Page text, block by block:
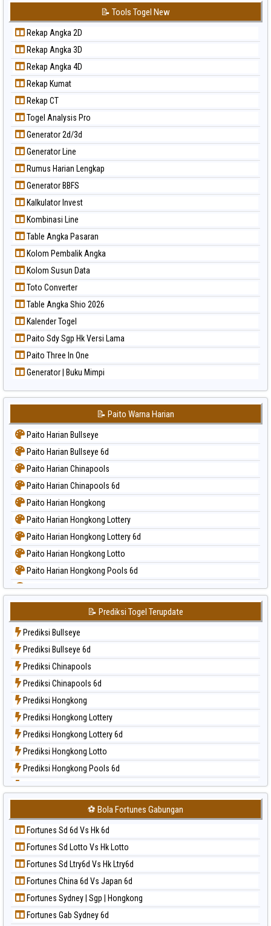
📝 Tools Togel New
Rekap Angka 2D
Rekap Angka 3D
Rekap Angka 4D
Rekap Kumat
Rekap CT
Togel Analysis Pro
Generator 2d/3d
Generator Line
Rumus Harian Lengkap
Generator BBFS
Kalkulator Invest
Kombinasi Line
Table Angka Pasaran
Kolom Pembalik Angka
Kolom Susun Data
Toto Converter
Table Angka Shio 2026
Kalender Togel
Paito Sdy Sgp Hk Versi Lama
Paito Three In One
Generator | Buku Mimpi
📝 Paito Warna Harian
Paito Harian Bullseye
Paito Harian Bullseye 6d
Paito Harian Chinapools
Paito Harian Chinapools 6d
Paito Harian Hongkong
Paito Harian Hongkong Lottery
Paito Harian Hongkong Lottery 6d
Paito Harian Hongkong Lotto
Paito Harian Hongkong Pools 6d
Paito Harian Japan
Paito Harian Japan 6d
Paito Harian Korea
Paito Harian Kuda Lari
Paito Harian Magnum Cambodia
Paito Harian Nagoya
Paito Harian New York Midday
Paito Harian North Carolina Day
Paito Harian Pcso
Paito Harian Pennsylvania Day
Paito Harian Sao Paulo
Paito Harian Singapore
Paito Harian Sydney
Paito Harian Sydney Lottery
Paito Harian Sydney Lottery 6d
Paito Harian Sydney Lotto
Paito Harian Sydney Pools 6d
Paito Harian Taipei
Paito Harian Taiwan
📝 Prediksi Togel Terupdate
Prediksi Bullseye
Prediksi Bullseye 6d
Prediksi Chinapools
Prediksi Chinapools 6d
Prediksi Hongkong
Prediksi Hongkong Lottery
Prediksi Hongkong Lottery 6d
Prediksi Hongkong Lotto
Prediksi Hongkong Pools 6d
Prediksi Japan
Prediksi Japan 6d
Prediksi Korea
Prediksi Kuda Lari
Prediksi Magnum Cambodia
Prediksi Nagoya
Prediksi North Carolina Day
Prediksi Pcso
Prediksi Sao Paulo
⚽ Bola Fortunes Gabungan
Fortunes Sd 6d Vs Hk 6d
Fortunes Sd Lotto Vs Hk Lotto
Fortunes Sd Ltry6d Vs Hk Ltry6d
Fortunes China 6d Vs Japan 6d
Fortunes Sydney | Sgp | Hongkong
Fortunes Gab Sydney 6d